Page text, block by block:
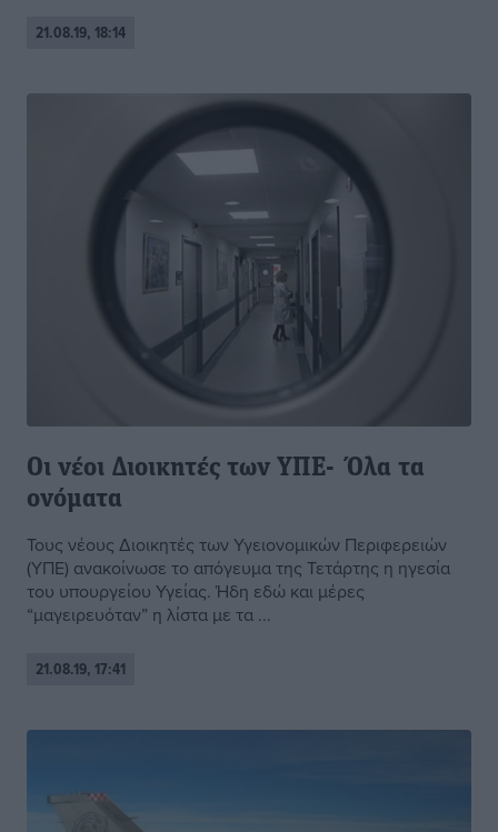
21.08.19, 18:14
Οι νέοι Διοικητές των ΥΠΕ- Όλα τα
ονόματα
Τους νέους Διοικητές των Υγειονομικών Περιφερειών
(ΥΠΕ) ανακοίνωσε το απόγευμα της Τετάρτης η ηγεσία
του υπουργείου Υγείας. Ήδη εδώ και μέρες
“μαγειρευόταν” η λίστα με τα ...
21.08.19, 17:41